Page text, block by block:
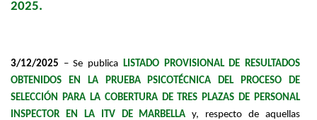
2025.
3/12/2025 – Se publica LISTADO PROVISIONAL DE RESULTADOS
OBTENIDOS EN LA PRUEBA PSICOTÉCNICA DEL PROCESO DE
SELECCIÓN PARA LA COBERTURA DE TRES PLAZAS DE PERSONAL
INSPECTOR EN LA ITV DE MARBELLA
y, respecto de aquellas